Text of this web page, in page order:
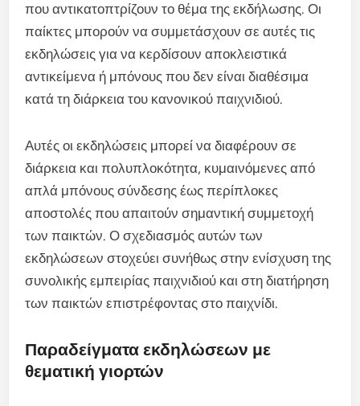
που αντικατοπτρίζουν το θέμα της εκδήλωσης. Οι
παίκτες μπορούν να συμμετάσχουν σε αυτές τις
εκδηλώσεις για να κερδίσουν αποκλειστικά
αντικείμενα ή μπόνους που δεν είναι διαθέσιμα
κατά τη διάρκεια του κανονικού παιχνιδιού.
Αυτές οι εκδηλώσεις μπορεί να διαφέρουν σε
διάρκεια και πολυπλοκότητα, κυμαινόμενες από
απλά μπόνους σύνδεσης έως περίπλοκες
αποστολές που απαιτούν σημαντική συμμετοχή
των παικτών. Ο σχεδιασμός αυτών των
εκδηλώσεων στοχεύει συνήθως στην ενίσχυση της
συνολικής εμπειρίας παιχνιδιού και στη διατήρηση
των παικτών επιστρέφοντας στο παιχνίδι.
Παραδείγματα εκδηλώσεων με
θεματική γιορτών